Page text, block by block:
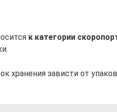
к категории
хранения зависти от